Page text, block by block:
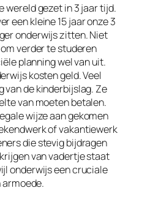
wereld gezet in 3 jaar tijd.
een kleine 15 jaar onze 3
onderwijs zitten. Niet
verder te studeren
planning wel van uit.
kosten geld. Veel
van de kinderbijslag. Ze
van moeten betalen.
wijze aan gekomen
of vakantiewerk
die stevig bijdragen
van vadertje staat
onderwijs een cruciale